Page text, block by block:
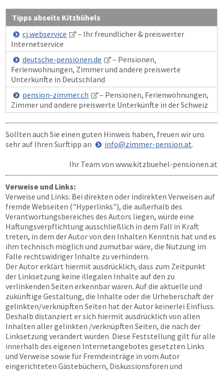
Tipps abseits Kitzbühels
cj.webservice
– Ihr freundlicher & preiswerter
Internetservice
deutsche-pensionen.de
– Pensionen,
Ferienwohnungen, Zimmer und andere preiswerte
Unterkünfte in Deutschland
pension-zimmer.ch
– Pensionen, Ferienwohnungen,
Zimmer und andere preiswerte Unterkünfte in der Schweiz
Sollten auch Sie einen guten Hinweis haben, freuen wir uns
sehr auf Ihren Surftipp an
info@zimmer-pension.at.
Ihr Team von www.kitzbuehel-pensionen.at
Verweise und Links:
Verweise und Links: Bei direkten oder indirekten Verweisen auf
fremde Webseiten ("Hyperlinks"), die außerhalb des
Verantwortungsbereiches des Autors liegen, würde eine
Haftungsverpflichtung ausschließlich in dem Fall in Kraft
treten, in dem der Autor von den Inhalten Kenntnis hat und es
ihm technisch möglich und zumutbar wäre, die Nutzung im
Falle rechtswidriger Inhalte zu verhindern.
Der Autor erklärt hiermit ausdrücklich, dass zum Zeitpunkt
der Linksetzung keine illegalen Inhalte auf den zu
verlinkenden Seiten erkennbar waren. Auf die aktuelle und
zukünftige Gestaltung, die Inhalte oder die Urheberschaft der
gelinkten/verknüpften Seiten hat der Autor keinerlei Einfluss.
Deshalb distanziert er sich hiermit ausdrücklich von allen
Inhalten aller gelinkten /verknüpften Seiten, die nach der
Linksetzung verändert wurden. Diese Feststellung gilt für alle
innerhalb des eigenen Internetangebotes gesetzten Links
und Verweise sowie für Fremdeinträge in vom Autor
eingerichteten Gästebüchern, Diskussionsforen und